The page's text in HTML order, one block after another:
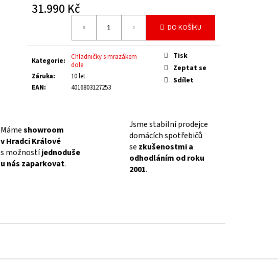
31.990 Kč
DO KOŠÍKU
Kategorie:
Chladničky s mrazákem
dole
Záruka:
10 let
EAN: 4016803127253
Tisk
Zeptat se
Sdílet
Mámeshowroom
v Hradci Králové
s možnostíjednoduše
u nás zaparkovat.
Jsme stabilní prodejce
domácích spotřebičů
se zkušenostmi a
odhodláním od roku
2001.